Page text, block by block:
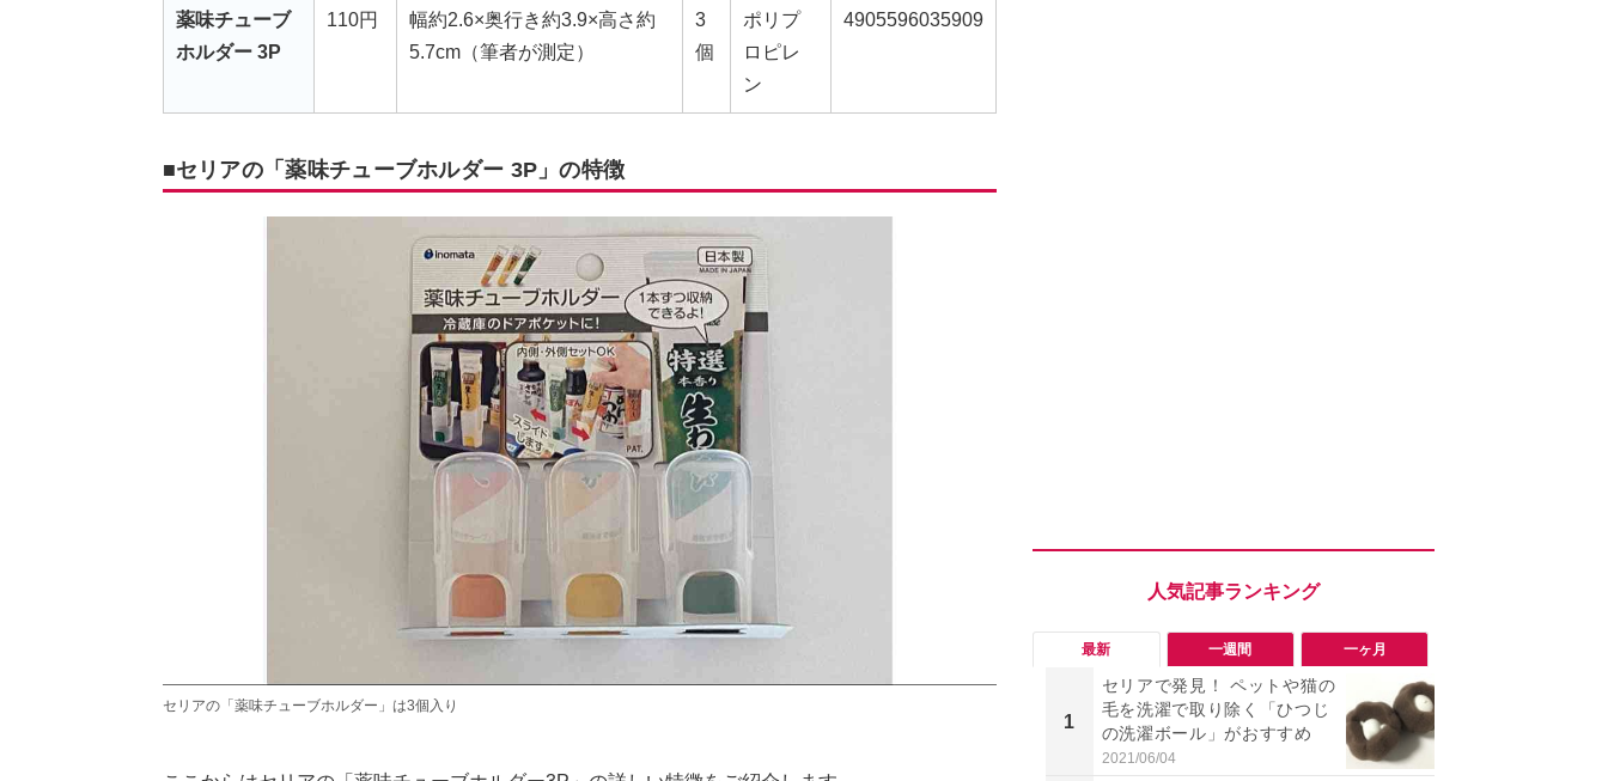
薬味チューブ
ホルダー 3P
110円
幅約2.6×奥行き約3.9×高さ約
5.7cm（筆者が測定）
3
個
ポリプ
ロピレ
ン
4905596035909
■セリアの「薬味チューブホルダー 3P」の特徴
セリアの「薬味チューブホルダー」は3個入り
最新 一週間 一ヶ月
1
セリアで発見！ ペットや猫の
毛を洗濯で取り除く「ひつじ
の洗濯ボール」がおすすめ
2021/06/04